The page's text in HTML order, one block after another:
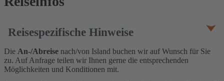
Reisespezifische Hinweise
Die An-/Abreise nach/von Island buchen wir auf Wunsch für Sie
zu. Auf Anfrage teilen wir Ihnen gerne die entsprechenden
Möglichkeiten und Konditionen mit.